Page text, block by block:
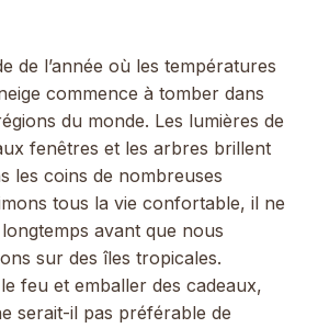
de l’année où les températures
commence à tomber dans
du monde. Les lumières de
fenêtres et les arbres brillent
les coins de nombreuses
tous la vie confortable, il ne
avant que nous
sur des îles tropicales.
le feu et emballer des cadeaux,
serait-il pas préférable de